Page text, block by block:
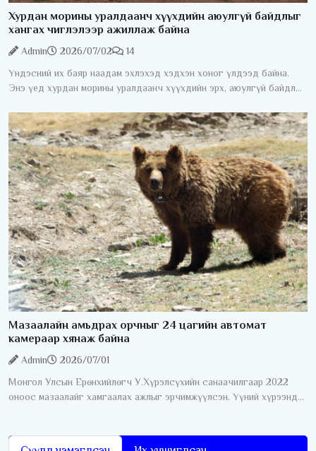
Хурдан морины уралдаанч хүүхдийн аюулгүй байдлыг
хангах чиглэлээр ажиллаж байна
Admin 2026/07/02
14
Үндэсний их баяр наадам эхлэхэд хэдхэн хоног үлдээд байна.
Энэ үед хурдан морины уралдаанч хүүхдийн эрх, аюулгүй байдлыг
морины
Мазаалайн амьдрах орчныг 24 цагийн автомат
камераар хянаж байна
Admin
2026/07/01
Монгол Улсын Ерөнхийлөгч У.Хүрэлсүхийн санаачилгаар 2022
оноос мазаалайг хамгаалах ажлыг эрчимжүүлсэн. Үүний хүрээнд